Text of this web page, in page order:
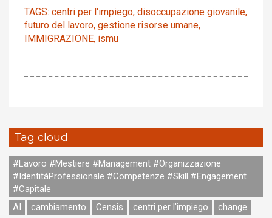
TAGS: centri per l'impiego, disoccupazione giovanile,
futuro del lavoro, gestione risorse umane,
IMMIGRAZIONE, ismu
Tag cloud
#Lavoro #Mestiere #Management #Organizzazione
#IdentitàProfessionale #Competenze #Skill #Engagement
#Capitale
AI
cambiamento Censis centri per l'impiego
change